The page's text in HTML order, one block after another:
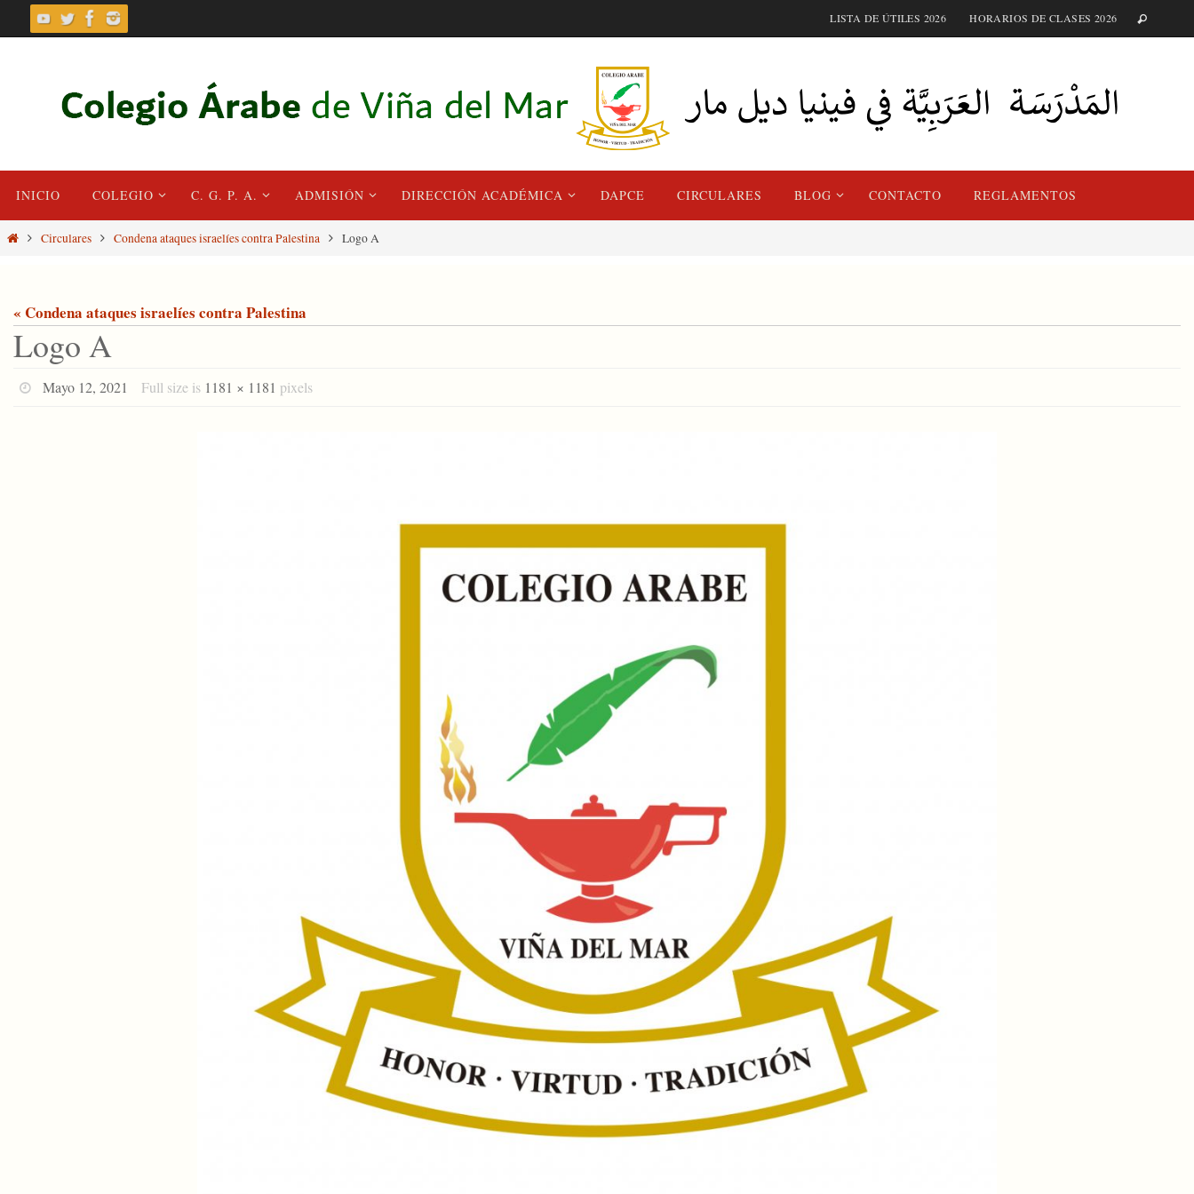
to
LISTA DE ÚTILES 2026 HORARIOS DE CLASES 2026
content
INICIO COLEGIO C. G. P. A. ADMISIÓN DIRECCIÓN ACADÉMICA DAPCE CIRCULARES BLOG CONTACTO REGLAMENTOS
HomeCirculares Condena ataques israelíes contra Palestina Logo A
« Condena ataques israelíes contra Palestina
Logo A
Mayo 12, 2021 Full size is 1181 × 1181 pixels